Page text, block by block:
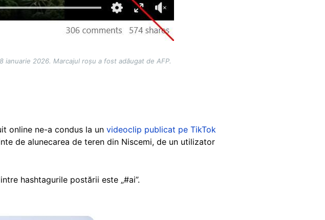
2026. Marcajul roșu a fost adăugat de AFP.
online ne-a condus la un videoclip publicat pe TikTok
de alunecarea de teren din Niscemi, de un utilizator
hashtagurile postării este „#ai”.